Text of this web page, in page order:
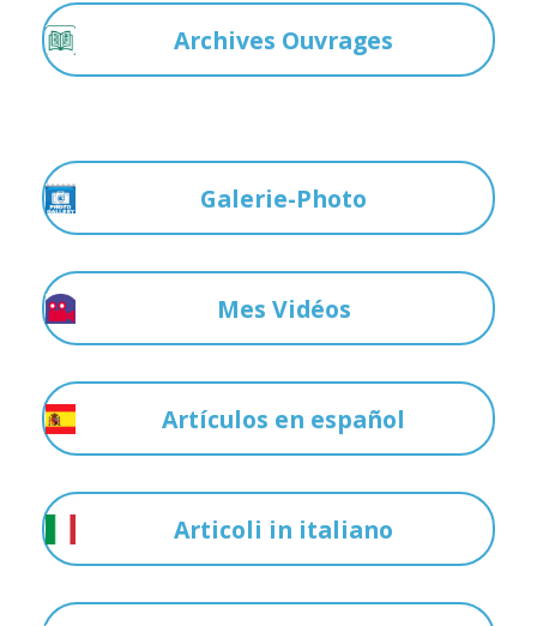
Archives Ouvrages
Galerie-Photo
Mes Vidéos
Artículos en español
Articoli in italiano